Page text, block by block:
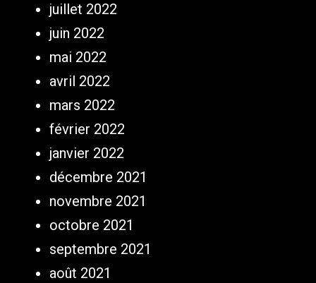
juillet 2022
juin 2022
mai 2022
avril 2022
mars 2022
février 2022
janvier 2022
décembre 2021
novembre 2021
octobre 2021
septembre 2021
août 2021